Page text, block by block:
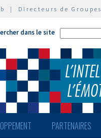
| Directeurs de Groupes
dans le site
PARTENAIRES